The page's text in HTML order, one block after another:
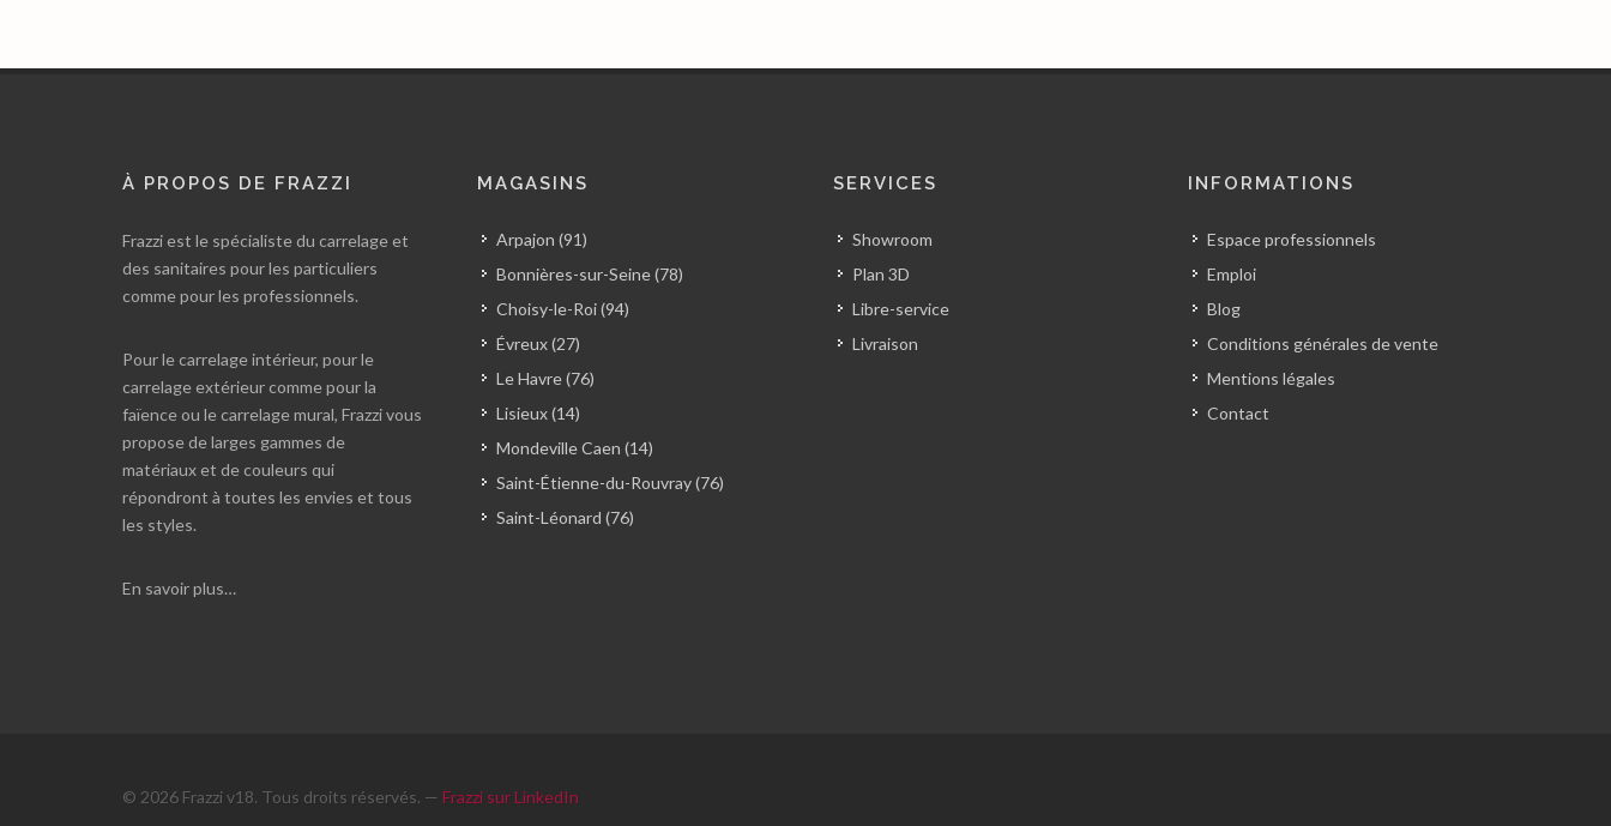
À PROPOS DE FRAZZI
Frazzi est le spécialiste du carrelage et
des sanitaires pour les particuliers
comme pour les professionnels.
Pour le carrelage intérieur, pour le
carrelage extérieur comme pour la
faïence ou le carrelage mural, Frazzi vous
propose de larges gammes de
matériaux et de couleurs qui
répondront à toutes les envies et tous
les styles.
En savoir plus…
MAGASINS
Arpajon (91)
Bonnières-sur-Seine (78)
Choisy-le-Roi (94)
Évreux (27)
Le Havre (76)
Lisieux (14)
Mondeville Caen (14)
Saint-Étienne-du-Rouvray (76)
Saint-Léonard (76)
SERVICES
Showroom
Plan 3D
Libre-service
Livraison
INFORMATIONS
Espace professionnels
Emploi
Blog
Conditions générales de vente
Mentions légales
Contact
© 2026 Frazzi v18. Tous droits réservés. — Frazzi sur LinkedIn